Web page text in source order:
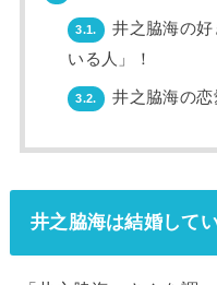
3.1.
井之脇海の
いる人」！
3.2. 井之脇海の恋
井之脇海は結婚して